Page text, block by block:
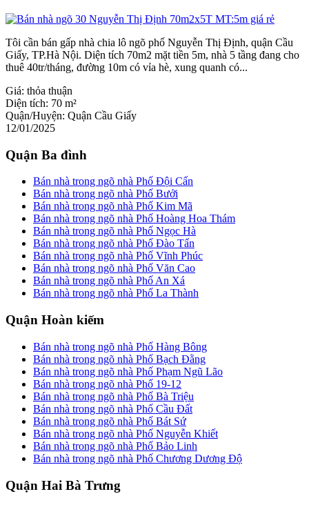
Tôi cần bán gấp nhà chia lô ngõ phố Nguyễn Thị Định, quận Cầu
Giấy, TP.Hà Nội. Diện tích 70m2 mặt tiền 5m, nhà 5 tầng đang cho
thuê 40tr/tháng, đường 10m có vỉa hè, xung quanh có...
Giá: thỏa thuận
Diện tích: 70 m²
Quận/Huyện: Quận Cầu Giấy
12/01/2025
Quận Ba đình
Bán nhà trong ngõ nhà Phố Đội Cấn
Bán nhà trong ngõ nhà Phố Bưởi
Bán nhà trong ngõ nhà Phố Kim Mã
Bán nhà trong ngõ nhà Phố Hoàng Hoa Thám
Bán nhà trong ngõ nhà Phố Ngọc Hà
Bán nhà trong ngõ nhà Phố Đào Tấn
Bán nhà trong ngõ nhà Phố Vĩnh Phúc
Bán nhà trong ngõ nhà Phố Văn Cao
Bán nhà trong ngõ nhà Phố An Xá
Bán nhà trong ngõ nhà Phố La Thành
Quận Hoàn kiếm
Bán nhà trong ngõ nhà Phố Hàng Bông
Bán nhà trong ngõ nhà Phố Bạch Đằng
Bán nhà trong ngõ nhà Phố Phạm Ngũ Lão
Bán nhà trong ngõ nhà Phố 19-12
Bán nhà trong ngõ nhà Phố Bà Triệu
Bán nhà trong ngõ nhà Phố Cầu Đất
Bán nhà trong ngõ nhà Phố Bát Sứ
Bán nhà trong ngõ nhà Phố Nguyễn Khiết
Bán nhà trong ngõ nhà Phố Bảo Linh
Bán nhà trong ngõ nhà Phố Chương Dương Độ
Quận Hai Bà Trưng